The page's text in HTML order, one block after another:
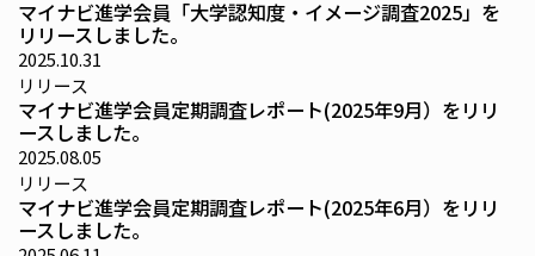
マイナビ進学会員「大学認知度・イメージ調査2025」を
リリースしました。
2025.10.31
リリース
マイナビ進学会員定期調査レポート(2025年9月）をリリ
ースしました。
2025.08.05
リリース
マイナビ進学会員定期調査レポート(2025年6月）をリリ
ースしました。